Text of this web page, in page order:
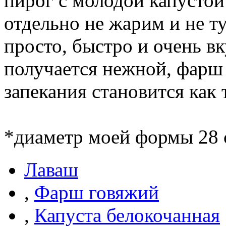
отдельно не жарим и не
просто, быстро и очень
получается нежной,
запекания становится
*диаметр моей формы 28
Лаваш
, Фарш говяжий
, Капуста белокочанная